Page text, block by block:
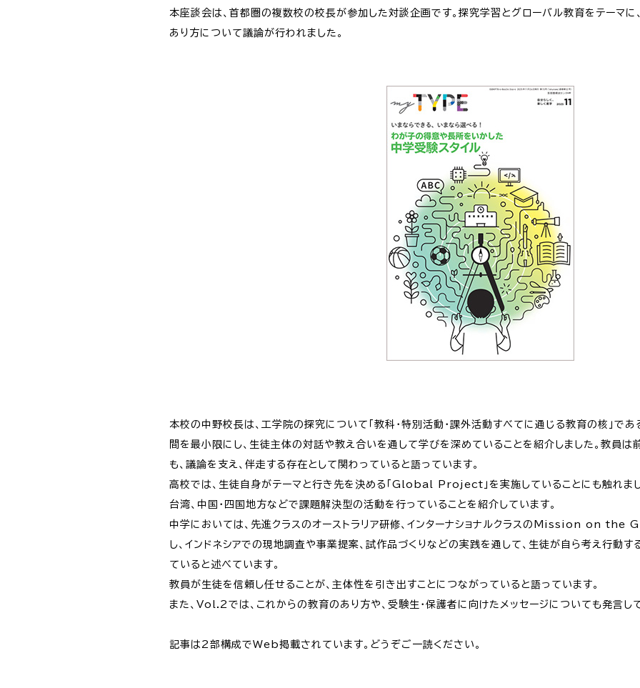
本座談会は、首都圏の複数校の校長が参加した対談企画です。探究学習とグローバル教育をテーマ
あり方について議論が行われました。
本校の中野校長は、工学院の探究について「教科・特別活動・課外活動すべてに通じる教育の核」で
間を最小限にし、生徒主体の対話や教え合いを通して学びを深めていることを紹介しました。教員は
も、議論を支え、伴走する存在として関わっていると語っています。
高校では、生徒自身がテーマと行き先を決める「Global Project」を実施していることにも触れまし
台湾、中国・四国地方などで課題解決型の活動を行っていることを紹介しています。
中学においては、先進クラスのオーストラリア研修、インターナショナルクラスのMission on the
し、インドネシアでの現地調査や事業提案、試作品づくりなどの実践を通して、生徒が自ら考え行動
ていると述べています。
教員が生徒を信頼し任せることが、主体性を引き出すことにつながっていると語っています。
また、Vol.2では、これからの教育のあり方や、受験生・保護者に向けたメッセージについても発言し
記事は2部構成でWeb掲載されています。どうぞご一読ください。